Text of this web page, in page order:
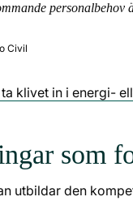
Civil
klivet in i energi-
som
utbildar den